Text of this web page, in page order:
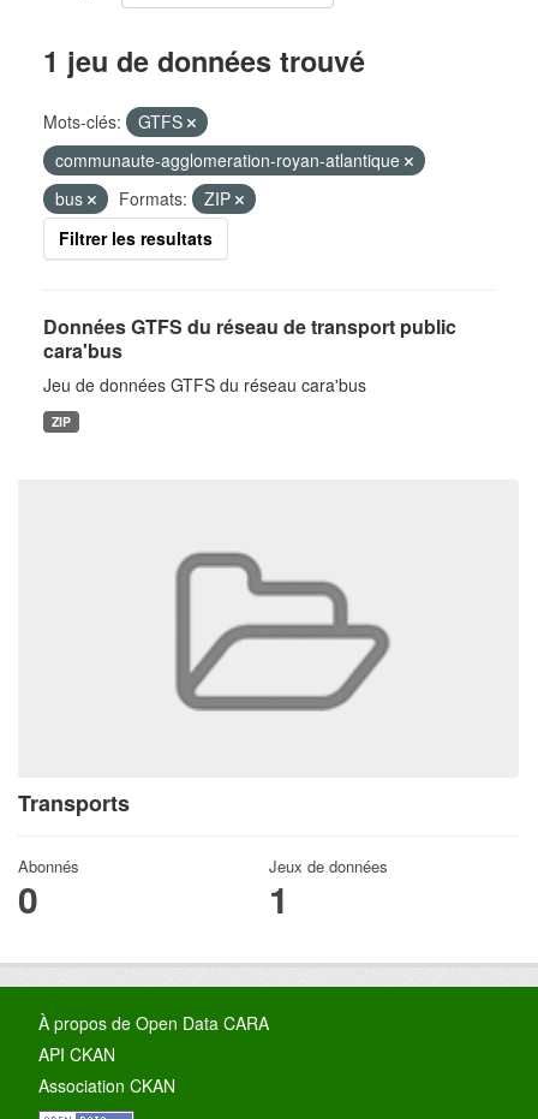
Transports
Abonnés
0
Jeux de données
1
1 jeu de données trouvé
Mots-clés:
GTFS
communaute-agglomeration-royan-atlantique
bus
Formats:
ZIP
Filtrer les resultats
Données GTFS du réseau de transport public
cara'bus
Jeu de données GTFS du réseau cara'bus
ZIP
À propos de Open Data CARA
API CKAN
Association CKAN